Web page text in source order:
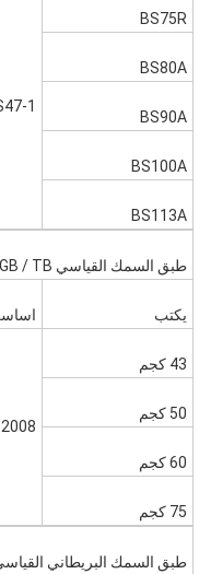
BS75R
1
BS80A
BS90A
BS100A
BS113A
طبق السمك القياسي GB / TB
يكتب
43 كجم
50 كجم
60 كجم
75 كجم
طبق السمك البريطاني